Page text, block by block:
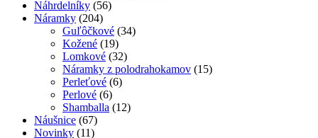
Náhrdelníky (56)
Náramky (204)
Guľôčkové (34)
Kožené (19)
Lomkové (32)
Náramky z polodrahokamov (15)
Perleťové (6)
Perlové (6)
Shamballa (12)
Náušnice (67)
Novinky (11)